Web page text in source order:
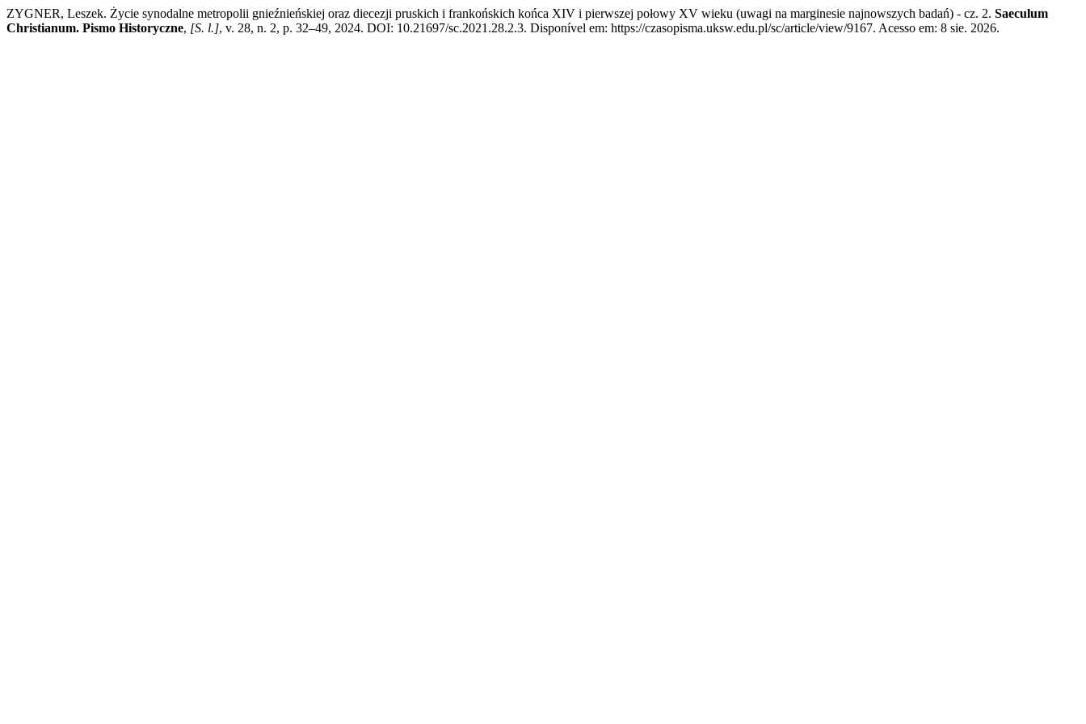
ZYGNER, Leszek. Życie synodalne metropolii gnieźnieńskiej oraz diecezji pruskich i frankońskich końca XIV i pierwszej połowy XV wieku (uwagi na marginesie najnowszych badań) - cz. 2. Saeculum
Christianum. Pismo Historyczne, [S. l.], v. 28, n. 2, p. 32–49, 2024. DOI: 10.21697/sc.2021.28.2.3. Disponível em: https://czasopisma.uksw.edu.pl/sc/article/view/9167. Acesso em: 8 sie. 2026.